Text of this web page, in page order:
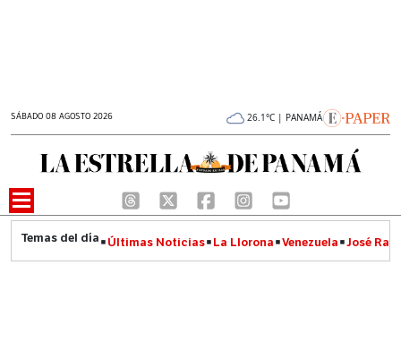
SÁBADO 08 AGOSTO 2026 26.1°C | PANAMÁ
Últimas Noticias La Llorona Venezuela José